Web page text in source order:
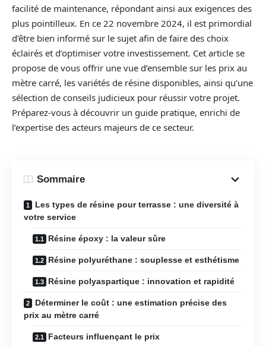
facilité de maintenance, répondant ainsi aux exigences des
plus pointilleux. En ce 22 novembre 2024, il est primordial
d’être bien informé sur le sujet afin de faire des choix
éclairés et d’optimiser votre investissement. Cet article se
propose de vous offrir une vue d’ensemble sur les prix au
mètre carré, les variétés de résine disponibles, ainsi qu’une
sélection de conseils judicieux pour réussir votre projet.
Préparez-vous à découvrir un guide pratique, enrichi de
l’expertise des acteurs majeurs de ce secteur.
Sommaire
Les types de résine pour terrasse : une diversité à
votre service
Résine époxy : la valeur sûre
Résine polyuréthane : souplesse et esthétisme
Résine polyaspartique : innovation et rapidité
Déterminer le coût : une estimation précise des
prix au mètre carré
Facteurs influençant le prix